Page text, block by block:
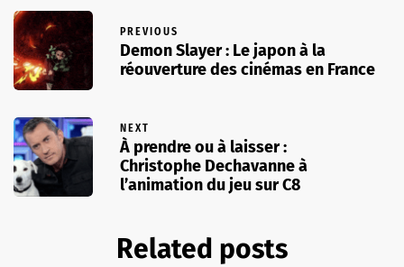
PREVIOUS
Demon Slayer : Le japon à la
réouverture des cinémas en France
NEXT
À prendre ou à laisser :
Christophe Dechavanne à
l’animation du jeu sur C8
Related posts